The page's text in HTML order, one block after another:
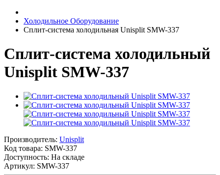
Холодильное Оборудование
Сплит-система холодильная Unisplit SMW-337
Сплит-система холодильный
Unisplit SMW-337
Производитель: Unisplit
Код товара: SMW-337
Доступность: На складе
Артикул: SMW-337